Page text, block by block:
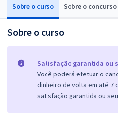
Sobre o curso Sobre o concurso
Sobre o curso
Satisfação garantida ou
Você poderá efetuar o
dinheiro de volta em até 7
satisfação garantida ou